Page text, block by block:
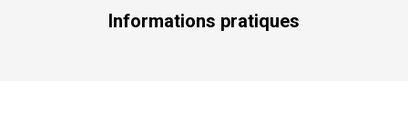
Informations pratiques